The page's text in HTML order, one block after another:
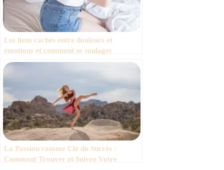
Les liens cachés entre douleurs et
émotions et comment se soulager
facilement
La Passion comme Clé du Succès :
Comment Trouver et Suivre Votre